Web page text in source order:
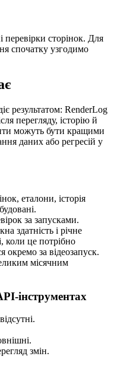
сторінок. Для
спочатку узгодимо
результатом: RenderLog
перегляду, історію й
можуть бути кращими
даних або регресій у
еталони, історія
за запусками.
здатність і річне
коли це потрібно
окремо за відеозапуск.
місячним
інструментах
змін.